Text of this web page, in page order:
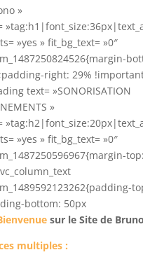
»
»yes » fit_bg_text= »0″
right: 29%
text= »SONORISATION
»
»yes » fit_bg_text= »0″
bottom: 50px
sur le Site de
multiples :